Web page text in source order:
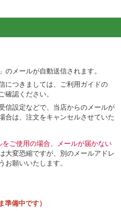
のメールが自動送信されます。
につきましては、ご利用ガイドの
確認ください。
信設定などで、当店からのメールが
合は、注文をキャンセルさせていた
ご使用の場合、メールが届かない
大変恐縮ですが、別のメールアドレ
お願いいたします。
準備中です）